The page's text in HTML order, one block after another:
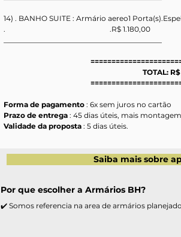
14) . BANHO SUITE : Armário aereo1
.                                                          .R$ 1.180,00
TOTAL:
Forma de pagamento : 6x sem juros no cartão
Prazo de entrega : 45 dias úteis, mais
Validade da proposta : 5 dias úteis.
Saiba mais sobre
Por que escolher a Armários BH?
✔️ Somos referencia na area de armários